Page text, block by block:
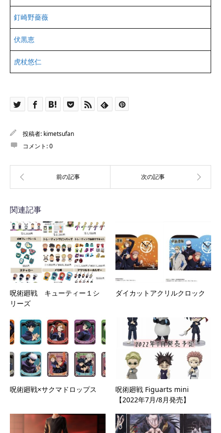
釘崎野薔薇
伏黒恵
虎杖悠仁
投稿者: kimetsufan
コメント:0
関連記事
呪術廻戦 キューティー１シ
リーズ
ダイカットアクリルクロック
呪術廻戦×サクマドロップス
呪術廻戦 Figuarts mini
【2022年7月/8月発売】